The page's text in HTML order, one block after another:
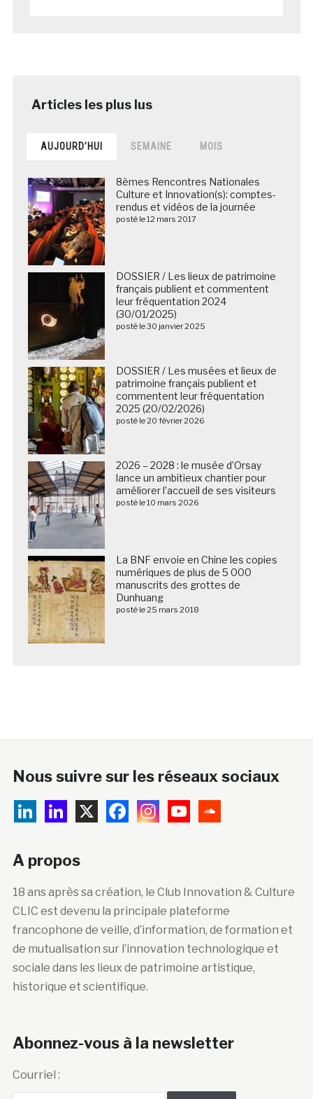
AUJOURD’HUI SEMAINE MOIS
8èmes Rencontres Nationales
Culture et Innovation(s): comptes-
rendus et vidéos de la journée
posté le 12 mars 2017
DOSSIER / Les lieux de patrimoine
français publient et commentent
leur fréquentation 2024
(30/01/2025)
posté le 30 janvier 2025
DOSSIER / Les musées et lieux de
patrimoine français publient et
commentent leur fréquentation
2025 (20/02/2026)
posté le 20 février 2026
2026 – 2028 : le musée d’Orsay
lance un ambitieux chantier pour
améliorer l’accueil de ses visiteurs
posté le 10 mars 2026
La BNF envoie en Chine les copies
numériques de plus de 5 000
manuscrits des grottes de
Dunhuang
posté le 25 mars 2018
Nous suivre sur les réseaux sociaux
A propos
18 ans après sa création, le Club Innovation & Culture
CLIC est devenu la principale plateforme
francophone de veille, d’information, de formation et
de mutualisation sur l’innovation technologique et
sociale dans les lieux de patrimoine artistique,
historique et scientifique.
Abonnez-vous à la newsletter
Courriel :